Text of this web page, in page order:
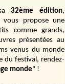
32ème édition,
vous propose une
comme grands,
présentées au
venus du monde
du festival, rendez-
monde" !